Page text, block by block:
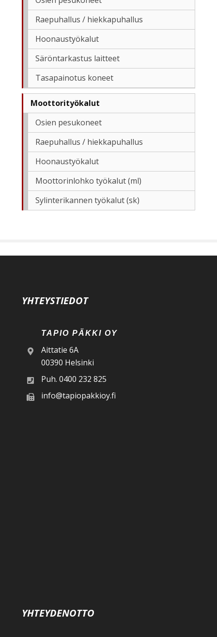
Raepuhallus / hiekkapuhallus
Hoonaustyökalut
Säröntarkastus laitteet
Tasapainotus koneet
Moottorityökalut
Osien pesukoneet
Raepuhallus / hiekkapuhallus
Hoonaustyökalut
Moottorinlohko työkalut (ml)
Sylinterikannen työkalut (sk)
YHTEYSTIEDOT
TAPIO PÄKKI OY
Aittatie 6A
00390 Helsinki
Puh. 0400 232 825
info@tapiopakkioy.fi
YHTEYDENOTTO